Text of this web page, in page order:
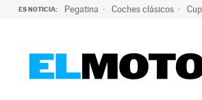
ES NOTICIA: Pegatina Coches clásicos